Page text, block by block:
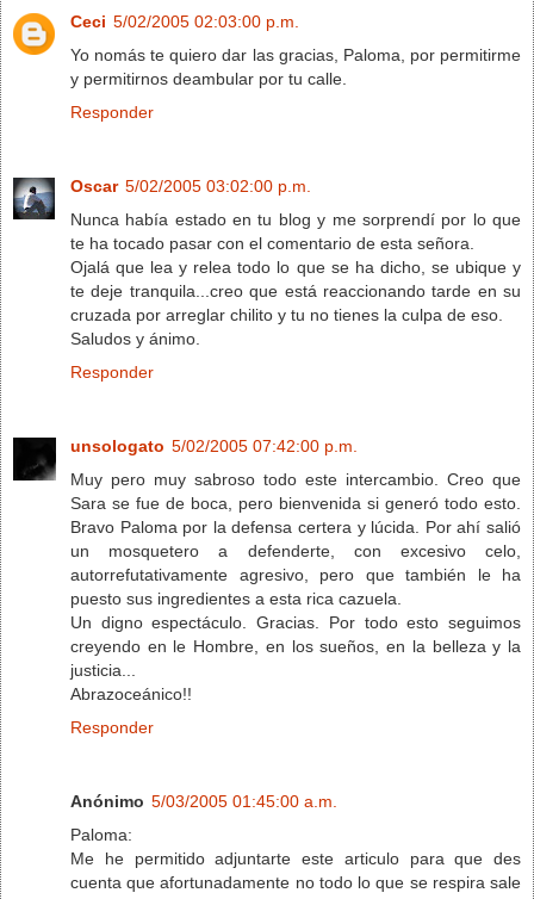
Ceci 5/02/2005 02:03:00 p.m.
Yo nomás te quiero dar las gracias, Paloma, por permitirme
y permitirnos deambular por tu calle.
Responder
Oscar 5/02/2005 03:02:00 p.m.
Nunca había estado en tu blog y me sorprendí por lo que
te ha tocado pasar con el comentario de esta señora.
Ojalá que lea y relea todo lo que se ha dicho, se ubique y
te deje tranquila...creo que está reaccionando tarde en su
cruzada por arreglar chilito y tu no tienes la culpa de eso.
Saludos y ánimo.
Responder
unsologato 5/02/2005 07:42:00 p.m.
Muy pero muy sabroso todo este intercambio. Creo que
Sara se fue de boca, pero bienvenida si generó todo esto.
Bravo Paloma por la defensa certera y lúcida. Por ahí salió
un mosquetero a defenderte, con excesivo celo,
autorrefutativamente agresivo, pero que también le ha
puesto sus ingredientes a esta rica cazuela.
Un digno espectáculo. Gracias. Por todo esto seguimos
creyendo en le Hombre, en los sueños, en la belleza y la
justicia...
Abrazoceánico!!
Responder
Anónimo 5/03/2005 01:45:00 a.m.
Paloma:
Me he permitido adjuntarte este articulo para que des
cuenta que afortunadamente no todo lo que se respira sale